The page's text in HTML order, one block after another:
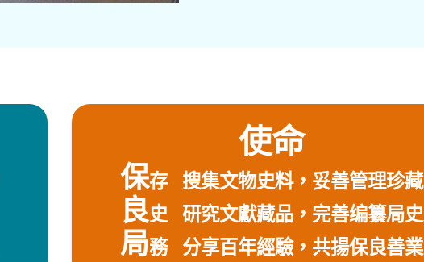
使命
保存 搜集文物史料，妥善管理珍藏
良史 研究文獻藏品，完善编纂局史
局務分享百年經驗，共揚保良善業